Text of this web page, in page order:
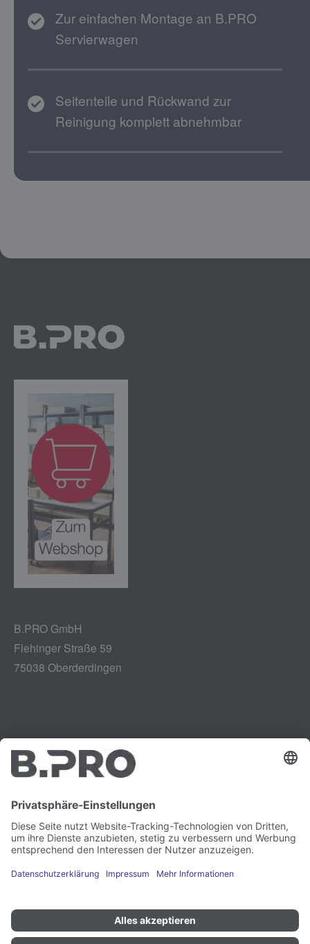
Zur einfachen Montage an B.PRO
Servierwagen
Seitenteile und Rückwand zur
Reinigung komplett abnehmbar
B.PRO GmbH
Flehinger Straße 59
75038 Oberderdingen
Impressum
Datenschutz
Schwachstellenmeldung
Karriere
Presse
Newsletter